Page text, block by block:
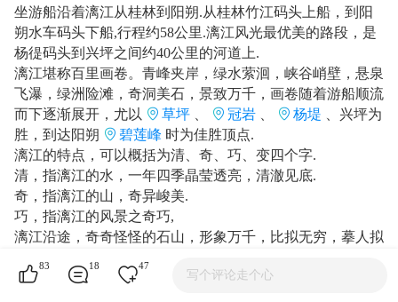
坐游船沿着漓江从桂林到阳朔.从桂林竹江码头上船，到阳
朔水车码头下船,行程约58公里.漓江风光最优美的路段，是
杨徥码头到兴坪之间约40公里的河道上.
漓江堪称百里画卷。青峰夹岸，绿水萦洄，峡谷峭壁，悬泉
飞瀑，绿洲险滩，奇洞美石，景致万千，画卷随着游船顺流
而下逐渐展开，尤以
草坪 冠岩 杨堤
、兴坪为
胜，到达阳朔
碧莲峰 时为佳胜顶点.
漓江的特点，可以概括为清、奇、巧、变四个字.
清，指漓江的水，一年四季晶莹透亮，清澈见底.
奇，指漓江的山，奇异峻美.
巧，指漓江的风景之奇巧,
漓江沿途，奇奇怪怪的石山，形象万千，比拟无穷，摹人拟
姿，构成许许多多的画面，巧夺天工.
83 18 47
写个评论走个心